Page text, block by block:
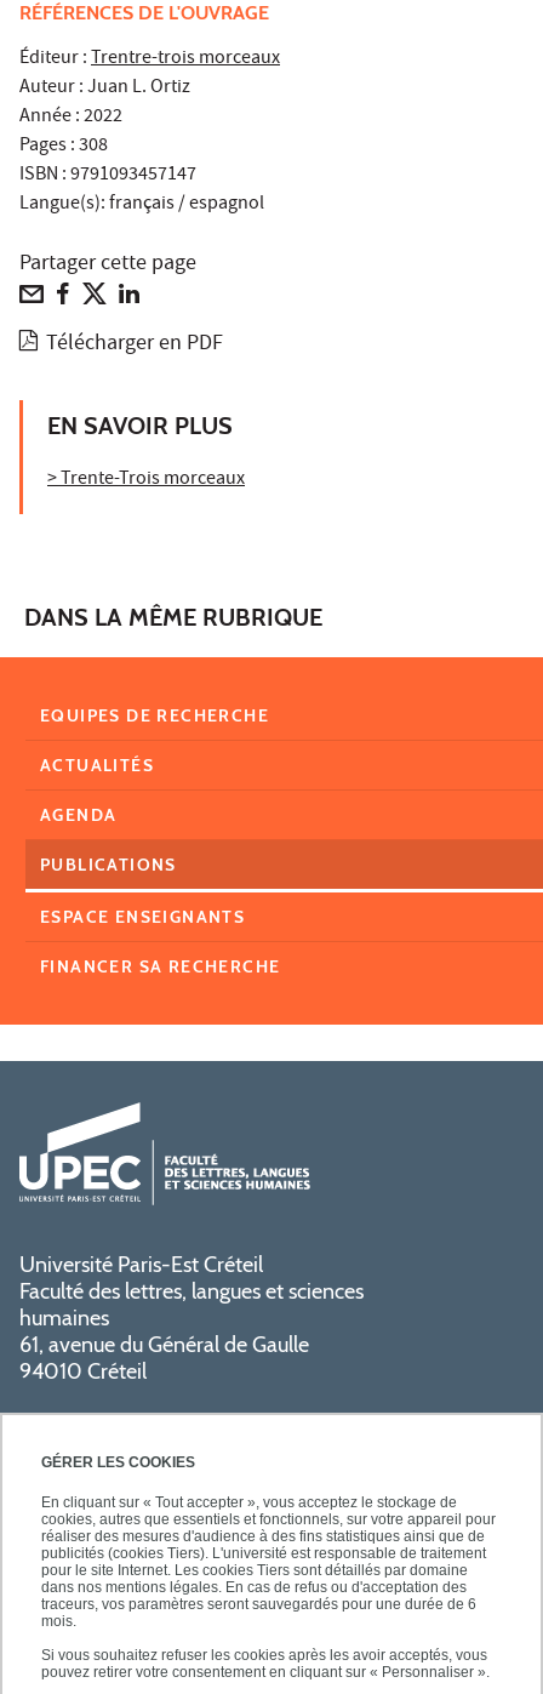
GÉRER LES COOKIES
En cliquant sur « Tout accepter », vous acceptez le stockage de
cookies, autres que essentiels et fonctionnels, sur votre appareil pour
réaliser des mesures d'audience à des fins statistiques ainsi que de
publicités (cookies Tiers). L'université est responsable de traitement
pour le site Internet. Les cookies Tiers sont détaillés par domaine
dans nos mentions légales. En cas de refus ou d'acceptation des
traceurs, vos paramètres seront sauvegardés pour une durée de 6
mois.
Si vous souhaitez refuser les cookies après les avoir acceptés, vous
pouvez retirer votre consentement en cliquant sur « Personnaliser ».
RÉFÉRENCES DE L'OUVRAGE
Éditeur :Trentre-trois morceaux
Auteur : Juan L. Ortiz
Année : 2022
Pages : 308
ISBN : 9791093457147
Langue(s): français / espagnol
Partager cette page
Télécharger en PDF
EN SAVOIR PLUS
> Trente-Trois morceaux
DANS LA MÊME RUBRIQUE
EQUIPES DE RECHERCHE
ACTUALITÉS
AGENDA
PUBLICATIONS
ESPACE ENSEIGNANTS
FINANCER SA RECHERCHE
Université Paris-Est Créteil
Faculté des lettres, langues et sciences
humaines
61, avenue du Général de Gaulle
94010 Créteil
PRATIQUE
NOS FORMATIONS